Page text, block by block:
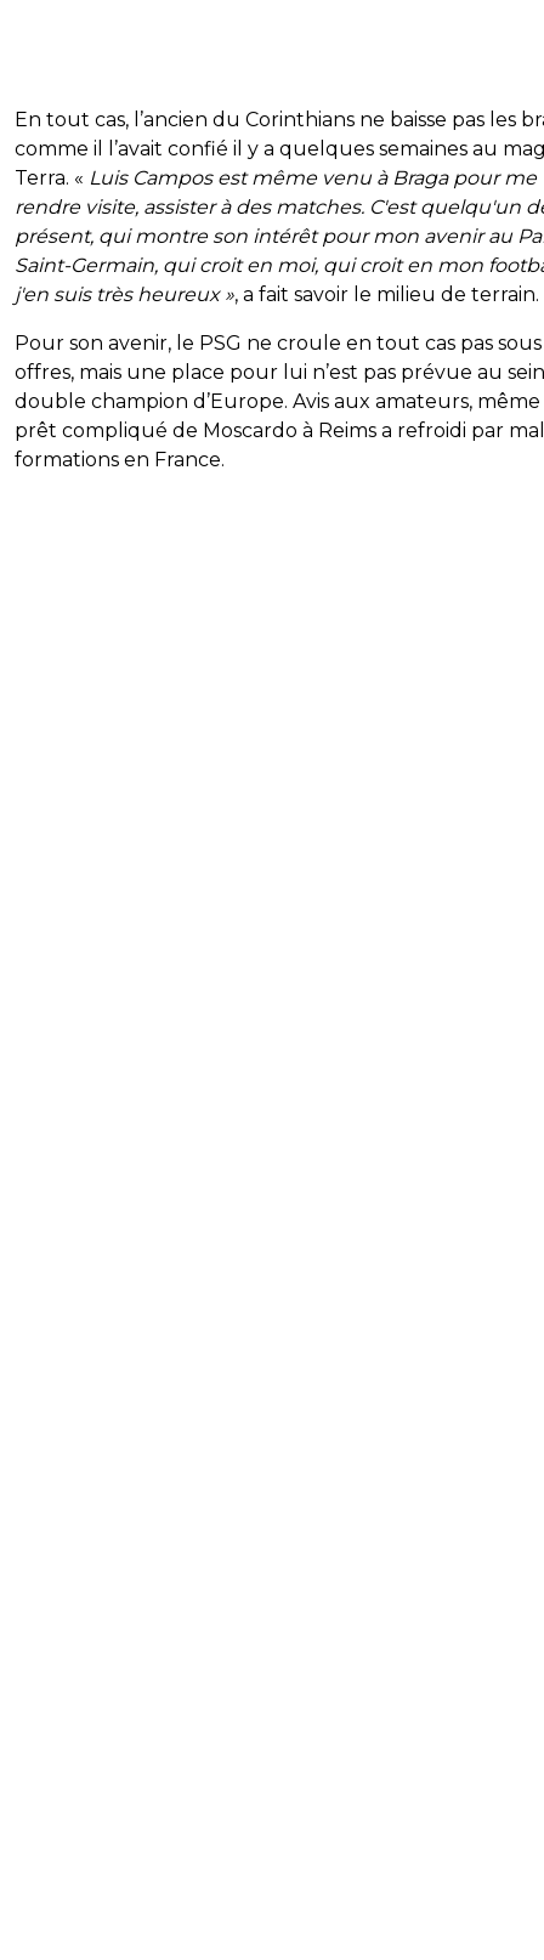
En tout cas, l’ancien du Corinthians ne baisse pas les
comme il l’avait confié il y a quelques semaines au
Terra. « Luis Campos est même venu à Braga pour me
rendre visite, assister à des matches. C'est quelqu'un
présent, qui montre son intérêt pour mon avenir au
Saint-Germain, qui croit en moi, qui croit en mon
j'en suis très heureux », a fait savoir le milieu de terrain.
Pour son avenir, le PSG ne croule en tout cas pas
offres, mais une place pour lui n’est pas prévue au
double champion d’Europe. Avis aux amateurs, même
prêt compliqué de Moscardo à Reims a refroidi par
formations en France.